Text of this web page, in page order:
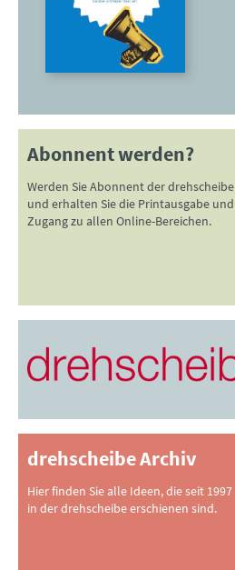
Abonnent werden?
Werden Sie Abonnent der drehscheibe
und erhalten Sie die Printausgabe und
Zugang zu allen Online-Bereichen.
drehscheibe Archiv
Hier finden Sie alle Ideen, die seit 1997
in der drehscheibe erschienen sind.